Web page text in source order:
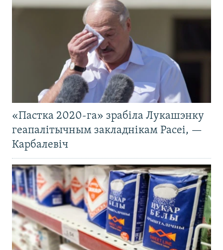
«Пастка 2020-га» зрабіла Лукашэнку
геапалітычным закладнікам Расеі, —
Карбалевіч